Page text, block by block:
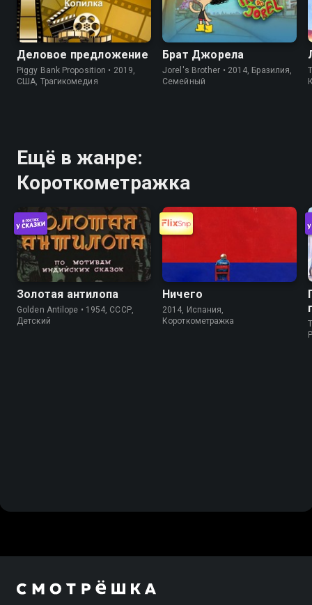
Деловое предложение
Piggy Bank Proposition • 2019,
США, Трагикомедия
Брат Джорела
Jorel's Brother • 2014, Бразилия,
Cемейный
Ещё в жанре:
Короткометражка
Золотая антилопа
Golden Antilope • 1954, СССР,
Детский
Ничего
2014, Испания,
Короткометражка